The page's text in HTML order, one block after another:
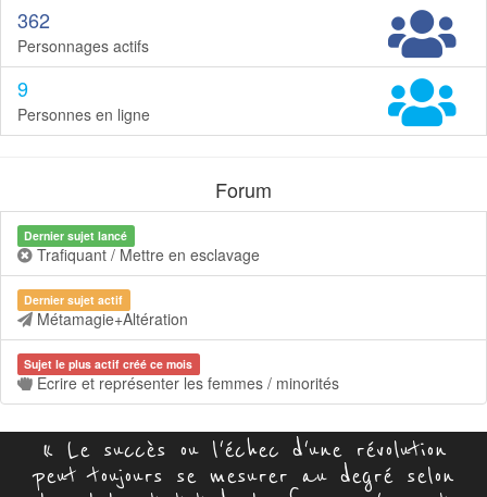
362
Personnages actifs
9
Personnes en ligne
Forum
Dernier sujet lancé
Trafiquant / Mettre en esclavage
Dernier sujet actif
Métamagie+Altération
Sujet le plus actif créé ce mois
Ecrire et représenter les femmes / minorités
« Le succès ou l'échec d'une révolution
peut toujours se mesurer au degré selon